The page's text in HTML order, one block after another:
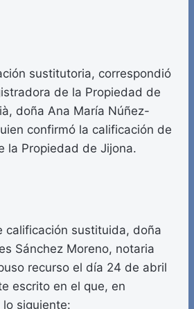
sustitutoria, correspondió
de la Propiedad de
doña Ana María Núñez-
confirmó la calificación de
la Propiedad de Jijona.
calificación sustituida, doña
Sánchez Moreno, notaria
recurso el día 24 de abril
escrito en el que, en
siguiente: